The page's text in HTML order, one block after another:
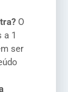
O
a 1
ser